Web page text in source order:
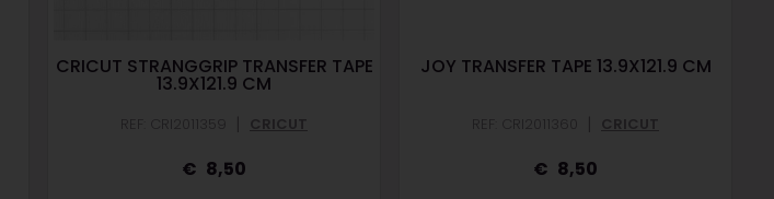
CRICUT STRANGGRIP TRANSFER TAPE
13.9X121.9 CM
| CRICUT
8,50
JOY TRANSFER TAPE 13.9X121.9 CM
| CRICUT
8,50